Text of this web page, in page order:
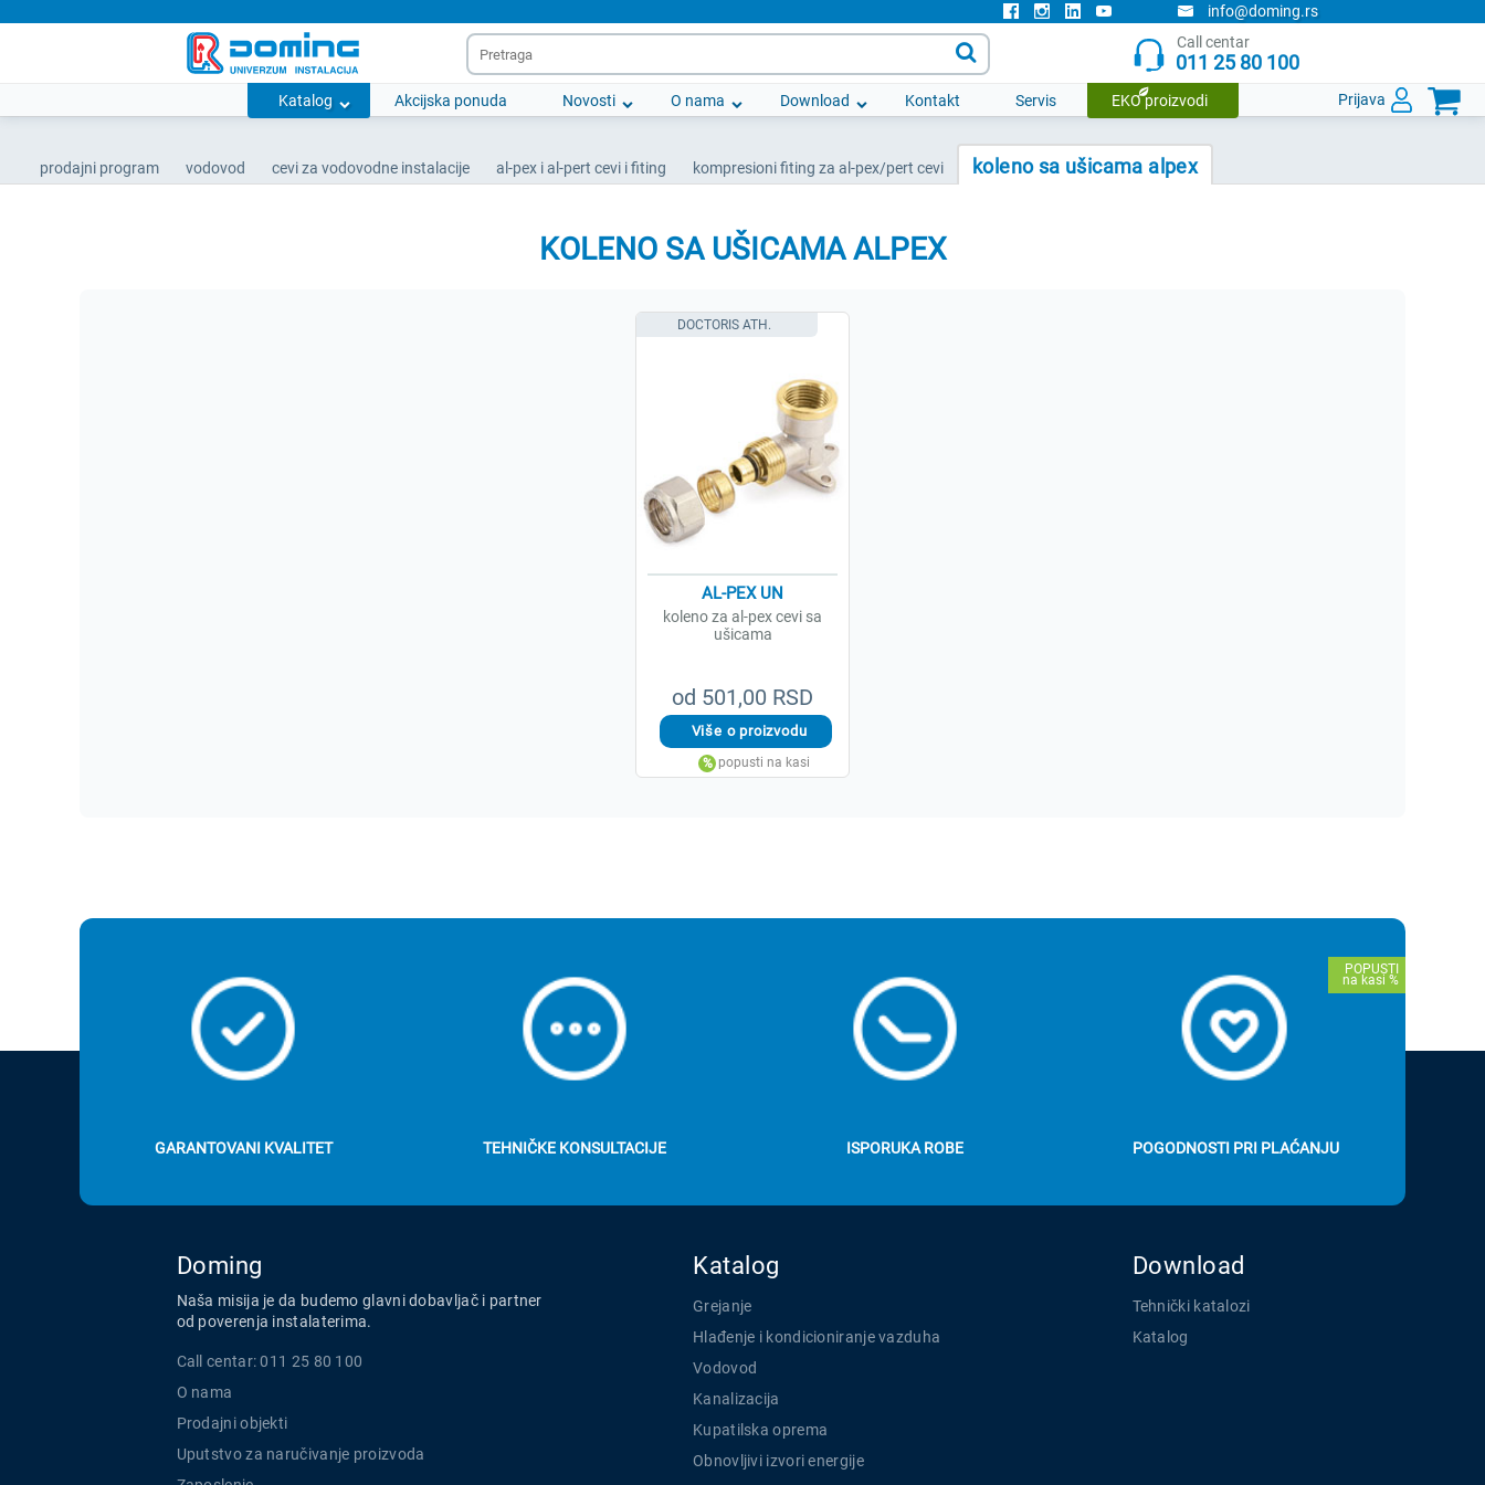
info@doming.rs
Call centar
011 25 80 100
Katalog Akcijska ponuda Novosti O nama Download Kontakt Servis EKO proizvodi Prijava 

prodajni program vodovod cevi za vodovodne instalacije al-pex i al-pert cevi i fiting kompresioni fiting za al-pex/pert cevi koleno sa ušicama alpex
KOLENO SA UŠICAMA ALPEX
od 501,00 RSD
AL-PEX UN
koleno za al-pex cevi sa
ušicama
DOCTORIS ATH.
GARANTOVANI KVALITET TEHNIČKE KONSULTACIJE ISPORUKA ROBE POGODNOSTI PRI PLAĆANJU
Doming
Naša misija je da budemo glavni dobavljač i partner
od poverenja instalaterima.
Call centar: 011 25 80 100
O nama
Prodajni objekti
Uputstvo za naručivanje proizvoda
Katalog
Grejanje
Hlađenje i kondicioniranje vazduha
Vodovod
Kanalizacija
Kupatilska oprema
Obnovljivi izvori energije
Download
Tehnički katalozi
Katalog